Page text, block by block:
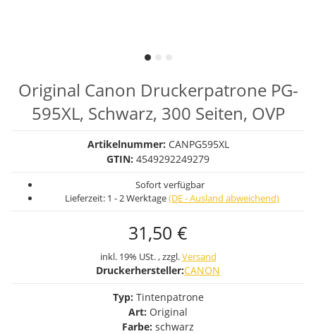
Original Canon Druckerpatrone PG-
595XL, Schwarz, 300 Seiten, OVP
Artikelnummer: CANPG595XL
GTIN: 4549292249279
Sofort verfügbar
Lieferzeit: 1 - 2 Werktage(DE - Ausland abweichend)
31,50 €
inkl. 19% USt. , zzgl.Versand
Druckerhersteller:CANON
Typ: Tintenpatrone
Art: Original
Farbe: schwarz